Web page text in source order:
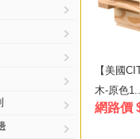
【美國
木-原色1..
網路價